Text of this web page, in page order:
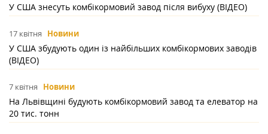
У США знесуть комбікормовий завод після вибуху (ВІДЕО)
17 квітня Новини
У США збудують один із найбільших комбікормових заводів
(ВІДЕО)
7 квітня Новини
На Львівщині будують комбікормовий завод та елеватор на
20 тис. тонн